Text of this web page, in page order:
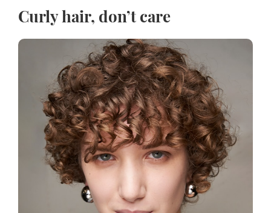
Curly hair, don’t care